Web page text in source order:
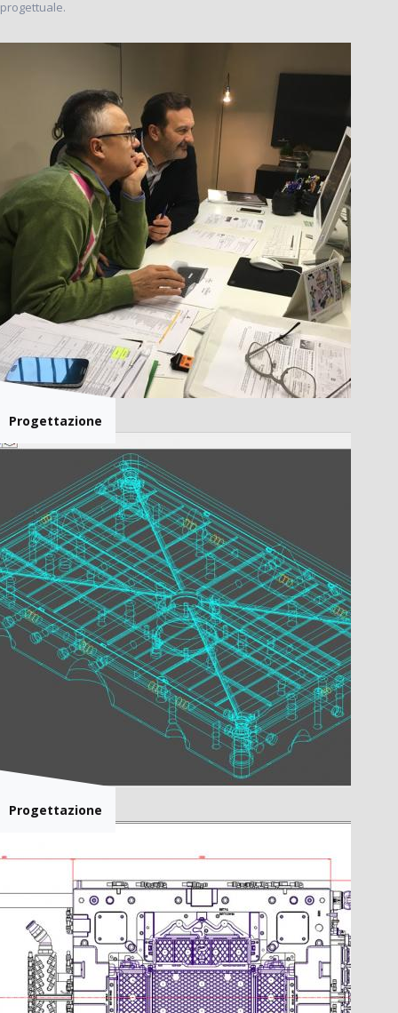
progettuale.
Progettazione
Progettazione